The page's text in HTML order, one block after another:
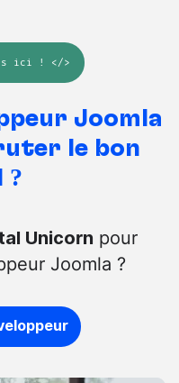
ici ! </>
Joomla
le bon
?
Unicorn pour
Joomla ?